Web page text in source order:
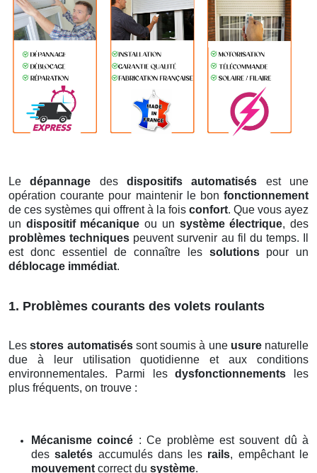
Ledépannage desdispositifs automatisés est une
opération courante pour maintenir le bon fonctionnement
de ces systèmes qui offrent à la fois confort. Que vous ayez
un dispositif mécanique ou un système électrique, des
problèmes techniques peuvent survenir au fil du temps. Il
est donc essentiel de connaître les solutionspour un
déblocage immédiat.
1. Problèmes courants des volets roulants
Lesstores automatiséssont soumis à une usurenaturelle
due à leur utilisation quotidienne et aux conditions
environnementales. Parmi lesdysfonctionnements les
plus fréquents, on trouve :
Mécanisme coincé : Ce problème est souvent dû à
dessaletés accumulés dans les rails, empêchant le
mouvement correct du système.